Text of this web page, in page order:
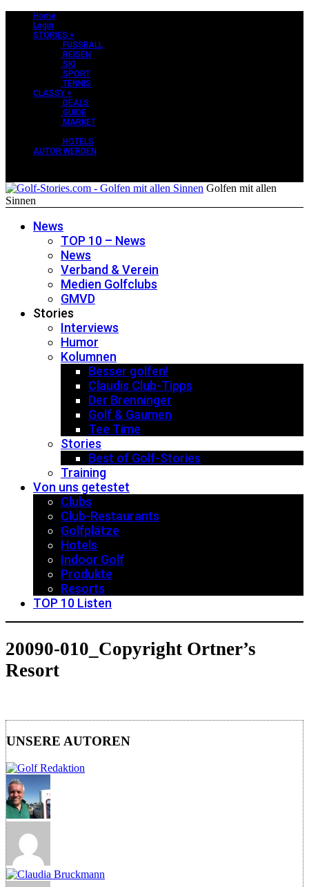
Home
Login
STORIES +
.FUSSBALL
.REISEN
.SKI
.SPORT
.TENNIS
CLASSY +
.DEALS
.GUIDE
.MARKET
.HOTELS
AUTOR WERDEN
Golfen mit allen
Sinnen
News
TOP 10 – News
News
Verband & Verein
Medien Golfclubs
GMVD
Stories
Interviews
Humor
Kolumnen
Besser golfen!
Claudis Club-Tipps
Der Brenninger
Golf & Gaumen
Tee Time
Stories
Best of Golf-Stories
Training
Von uns getestet
Clubs
Club-Restaurants
Golfplätze
Hotels
Indoor Golf
Produkte
Resorts
TOP 10 Listen
20090-010_Copyright Ortner’s
Resort
UNSERE AUTOREN